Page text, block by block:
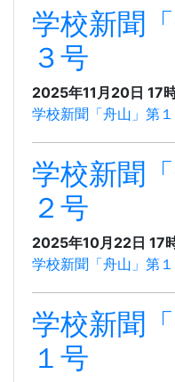
学校新聞
３号
2025年11月20日 17
学校新聞「舟山」第
学校新聞
２号
2025年10月22日 17
学校新聞「舟山」第
学校新聞
１号